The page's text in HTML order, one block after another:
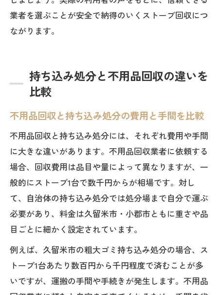
業者を選ぶことが安全で納得のいくストーブ回収につ
ながります。
持ち込み処分と不用品回収の違いを
比較
不用品回収と持ち込み処分の費用と手間を比較
不用品回収と持ち込み処分には、それぞれ費用や手間
に大きな違いがあります。不用品回収業者に依頼する
場合、回収費用は品目や量によって異なりますが、一
般的にストーブ1台で数千円からが相場です。対し
て、自治体の持ち込み処分では処分場まで自分で運ぶ
必要があり、料金は久留米市・小郡市ともに重さや品
目ごとに細かく設定されています。
例えば、久留米市の粗大ゴミ持ち込み処分の場合、ス
トーブ1台あたり数百円から千円程度で済むことが多
いですが、運搬の手間や手続きが発生します。不用品